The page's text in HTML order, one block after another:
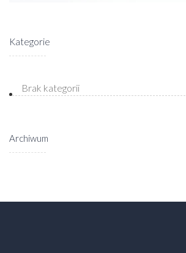
Kategorie
Brak kategorii
Archiwum